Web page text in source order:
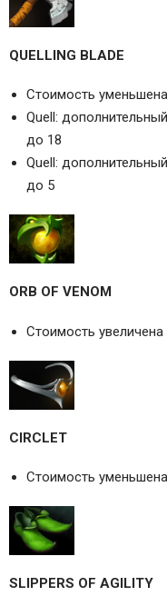
QUELLING BLADE
Cтоимость
Quell:
до 18
Quell:
до 5
ORB OF VENOM
Стоимость
CIRCLET
Стоимость
SLIPPERS OF AGILITY